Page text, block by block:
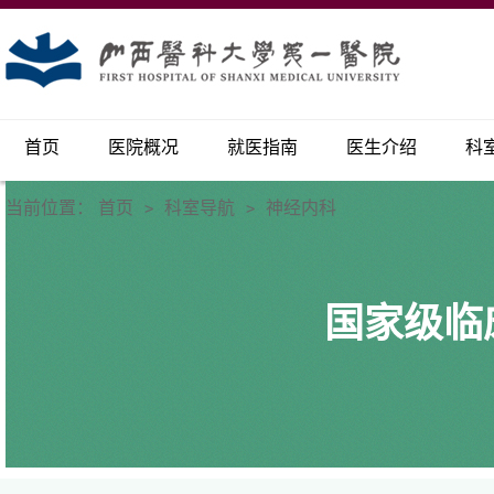
首页 医院概况 就医指南 医生介绍 科
当前位置： 首页 > 科室导航 > 神经内科
国家级